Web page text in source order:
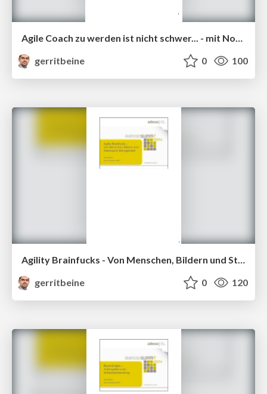
Agile Coach zu werden ist nicht schwer... - mit Notizen
gerritbeine
0 100
Agility Brainfucks - Von Menschen, Bildern und Steampunk-Management mit Notizen
gerritbeine
0 120